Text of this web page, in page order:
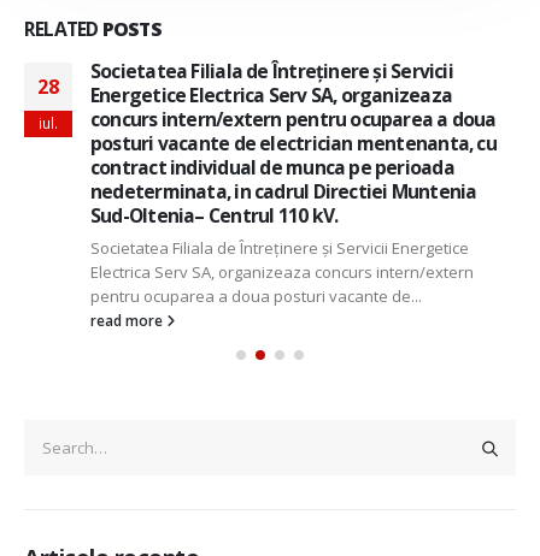
RELATED POSTS
28
iul.
Societatea Filiala de Întreţinere şi Servicii
Energetice Electrica Serv SA, organizeaza
concurs intern/extern pentru ocuparea a doua
posturi vacante de electrician mentenanta, cu
contract individual de munca pe perioada
nedeterminata, in cadrul Directiei Muntenia
Sud-Oltenia– Centrul 110 kV.
Societatea Filiala de Întreţinere şi Servicii Energetice
Electrica Serv SA, organizeaza concurs intern/extern
pentru ocuparea a doua posturi vacante de...
read more